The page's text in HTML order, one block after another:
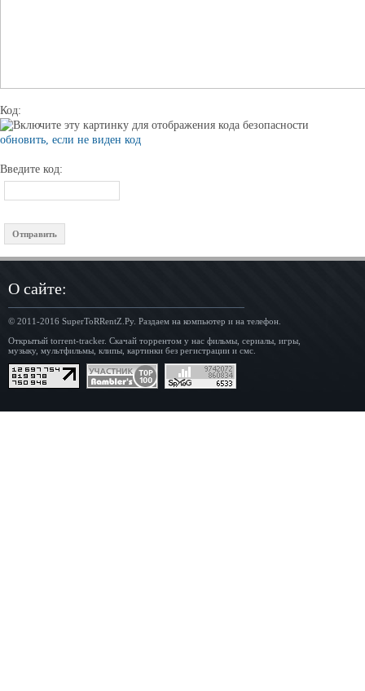
Код:
обновить, если не виден код
Введите код:
О сайте:
© 2011-2016 SuperToRRentZ.Ру. Раздаем на компьютер и на телефон.
Открытый torrent-tracker. Скачай торрентом у нас фильмы, сериалы, игры,
музыку, мультфильмы, клипы, картинки без регистрации и смс.